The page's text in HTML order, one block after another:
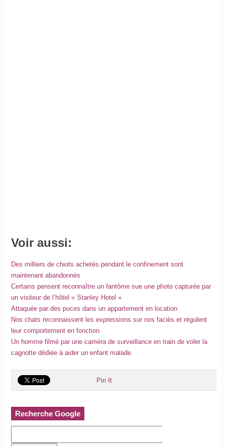
Voir aussi:
Des milliers de chiots achetés pendant le confinement sont
maintenant abandonnés
Certains pensent reconnaître un fantôme sue une photo capturée par
un visiteur de l’hôtel « Stanley Hotel »
Attaquée par des puces dans un appartement en location
Nos chats reconnaissent les expressions sur nos faciès et régulent
leur comportement en fonction
Un homme filmé par une caméra de surveillance en train de voler la
cagnotte dédiée à aider un enfant malade
Pin It
Recherche Google